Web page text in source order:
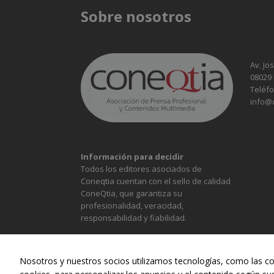
Sobre nosotros
Información para decidir
Todos los editores asociados de
Coneqtia cuentan con el sello de calidad
ConeQtia, que garantiza su
profesionalidad, veracidad,
responsabilidad y fiabilidad.
Av.
Nosotros y nuestros socios utilizamos tecnologías, como las